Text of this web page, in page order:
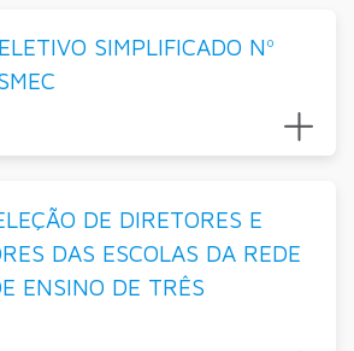
SIMPLIFICADO Nº
DE DIRETORES E
DAS ESCOLAS DA REDE
ENSINO DE TRÊS